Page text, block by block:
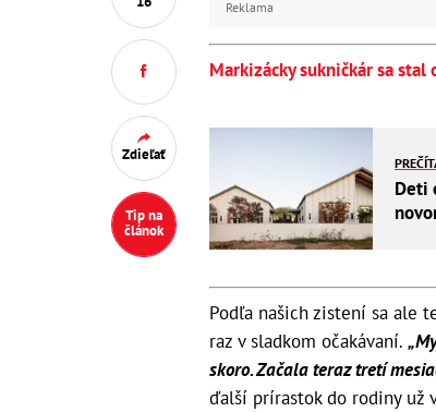
Zdieľať
Tip na
článok
Reklama
Markizácky sukničkár sa
Deti
Podľa našich zistení sa ale
raz v sladkom očakávaní.
skoro. Začala teraz tretí
ďalší prírastok do rodiny už